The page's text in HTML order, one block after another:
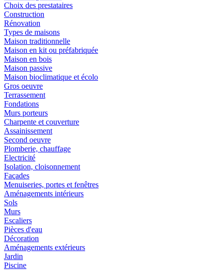
Choix des prestataires
Construction
Rénovation
Types de maisons
Maison traditionnelle
Maison en kit ou préfabriquée
Maison en bois
Maison passive
Maison bioclimatique et écolo
Gros oeuvre
Terrassement
Fondations
Murs porteurs
Charpente et couverture
Assainissement
Second oeuvre
Plomberie, chauffage
Electricité
Isolation, cloisonnement
Façades
Menuiseries, portes et fenêtres
Aménagements intérieurs
Sols
Murs
Escaliers
Pièces d'eau
Décoration
Aménagements extérieurs
Jardin
Piscine